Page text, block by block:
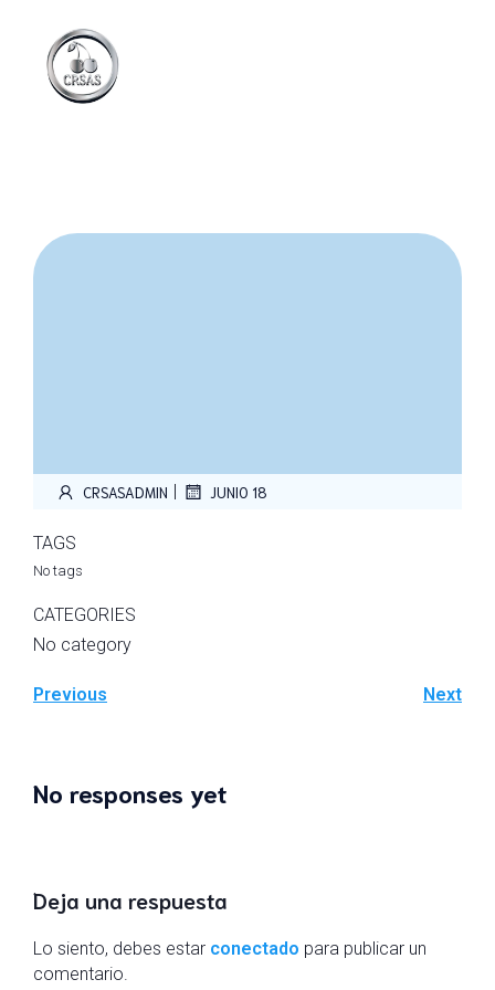
CRSASADMIN JUNIO 18
TAGS
No tags
CATEGORIES
No category
Previous Next
No responses yet
Deja una respuesta
Lo siento, debes estar conectado para publicar un
comentario.